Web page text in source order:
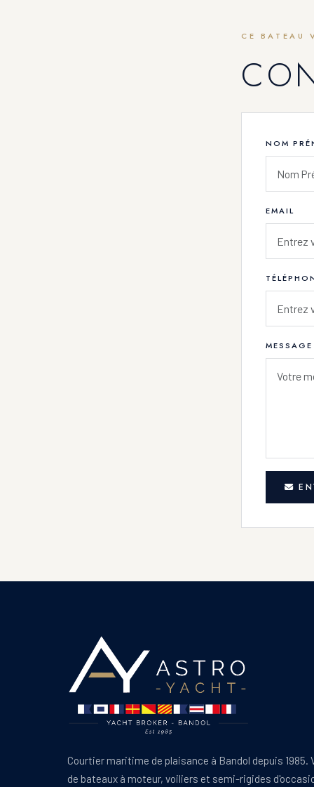
CE BATEAU
NOM
EMAIL
MESSAGE
Courtier maritime de plaisance à Bandol depuis 1985.
de bateaux à moteur, voiliers et semi-rigides